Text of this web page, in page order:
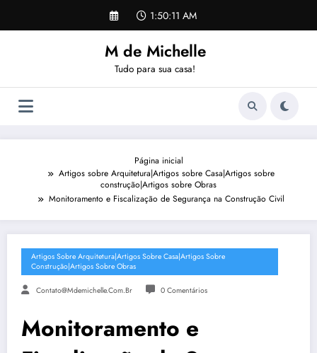
o
1:50:12 AM
M de Michelle
Tudo para sua casa!
Página inicial
Artigos sobre Arquitetura|Artigos sobre Casa|Artigos sobre
construção|Artigos sobre Obras
Monitoramento e Fiscalização de Segurança na Construção Civil
Artigos Sobre Arquitetura|Artigos Sobre Casa|Artigos Sobre
Construção|Artigos Sobre Obras
Contato@mdemichelle.com.br 0 Comentários
Monitoramento e